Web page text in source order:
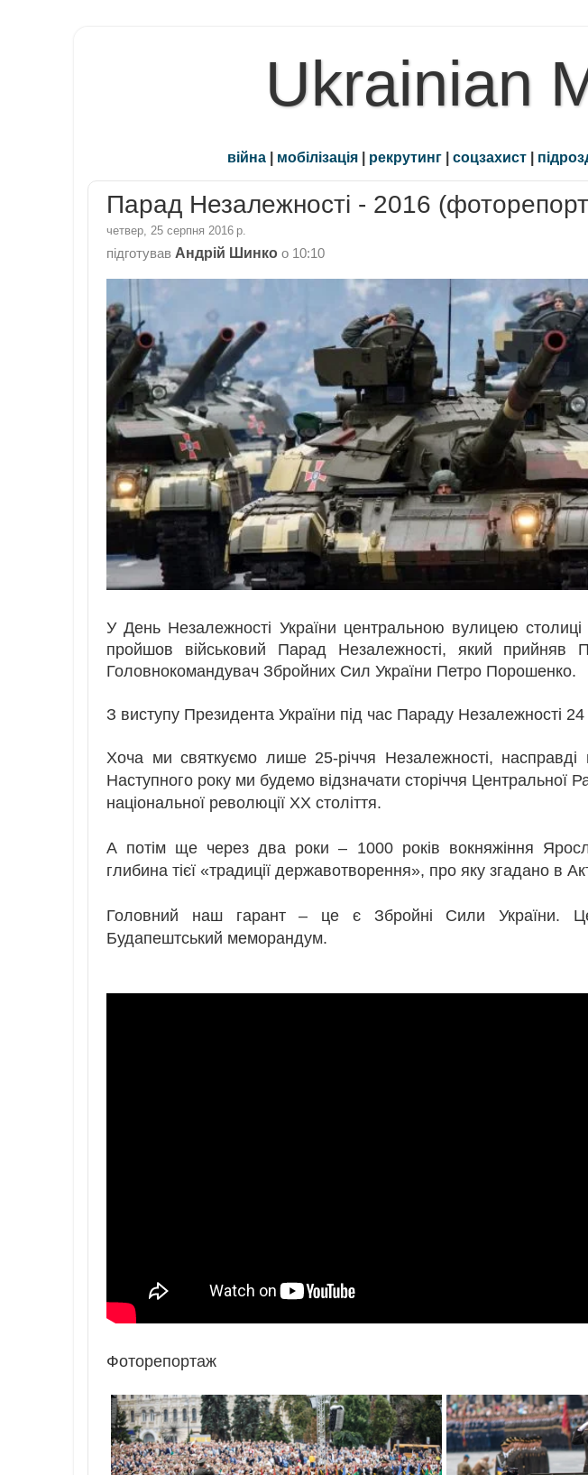
Ukrainian
війна | мобілізація | рекрутинг | соцзахист |
Парад Незалежності - 2016
четвер, 25 серпня 2016 р.
підготував Андрій Шинко о 10:10
У День Незалежності України центральною вулицею
пройшов військовий Парад Незалежності, який прийняв
Головнокомандувач Збройних Сил України Петро Порошенко.
З виступу Президента України під час Параду Незалежності
Хоча ми святкуємо лише 25-річчя Незалежності, насправді
Наступного року ми будемо відзначати сторіччя Центральної
національної революції XX століття.
А потім ще через два роки – 1000 років вокняжіння
глибина тієї «традиції державотворення», про яку згадано в
Головний наш гарант – це є Збройні Сили України.
Будапештський меморандум.
Фоторепортаж